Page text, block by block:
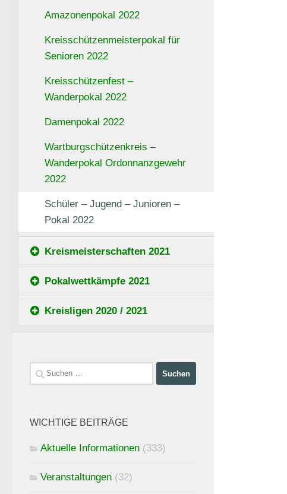
Amazonenpokal 2022
Kreisschützenmeisterpokal für
Senioren 2022
Kreisschützenfest –
Wanderpokal 2022
Damenpokal 2022
Wartburgschützenkreis –
Wanderpokal Ordonnanzgewehr
2022
Schüler – Jugend – Junioren –
Pokal 2022
Kreismeisterschaften 2021
Pokalwettkämpfe 2021
Kreisligen 2020 / 2021
Suchen
nach:
WICHTIGE BEITRÄGE
Aktuelle Informationen (333)
Veranstaltungen (32)